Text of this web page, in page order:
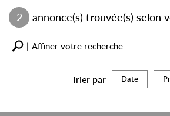
2 annonce(s) trouvée(s) selon
Affiner votre recherche
Trier par Date